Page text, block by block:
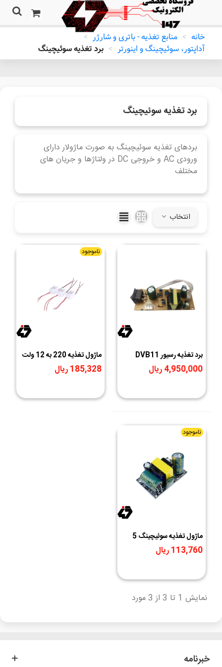
خانه > منابع تغذیه - باتری و شارژر >
آداپتور، سوئیچینگ و اینورتر > برد تغذیه سوئیچینگ
برد تغذیه سوئیچینگ
بردهای تغذیه سوئیچینگ به صورت ماژولار دارای
ورودی AC و خروجی DC در ولتاژها و جریان های
مختلف
انتخاب
برد تغذیه رسیور DVB11
4,950,000 ریال
ناموجود
ماژول تغذیه 220 به 12 ولت
با جریان 500 میلی آمپر (با
کیس)
185,328 ریال
ناموجود
ماژول تغذیه سوئیچینگ 5
ولت جریان ثابت 700mA
113,760 ریال
نمایش 1 تا 3 از 3 مورد
خبرنامه